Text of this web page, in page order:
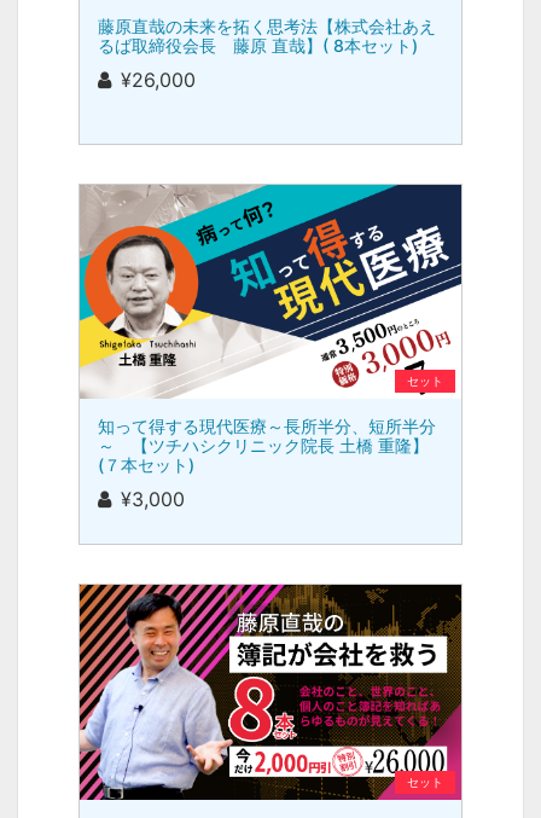
藤原直哉の未来を拓く思考法【株式会社あえ
るば取締役会長 藤原 直哉】( 8本セット)
¥26,000
セット
知って得する現代医療～長所半分、短所半分
～ 【ツチハシクリニック院長 土橋 重隆】
(７本セット)
¥3,000
セット